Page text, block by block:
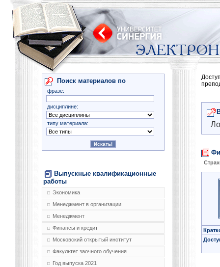
Поиск материалов по
фразе:
дисциплине:
типу материала:
Выпускные квалификационные
работы
Экономика
Менеджмент в организации
Менеджмент
Финансы и кредит
Московский открытый институт
Факультет заочного обучения
Год выпуска 2021